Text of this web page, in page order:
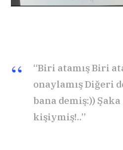
“Biri atamış Biri
onaylamış Diğeri
bana demiş:))
kişiymiş!..”